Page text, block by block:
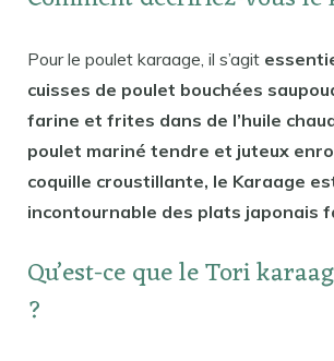
Pour le poulet karaage, il s’agit
cuisses de poulet bouchées
farine et frites dans de l’huile
poulet mariné tendre et juteux
coquille croustillante, le Karaage
incontournable des plats japonais
Qu’est-ce que le Tori
?